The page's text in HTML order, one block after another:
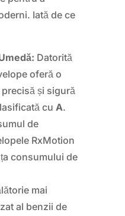
Iată de ce
Datorită
oferă o
și sigură
cu A.
de
RxMotion
consumului de
mai
al benzii de